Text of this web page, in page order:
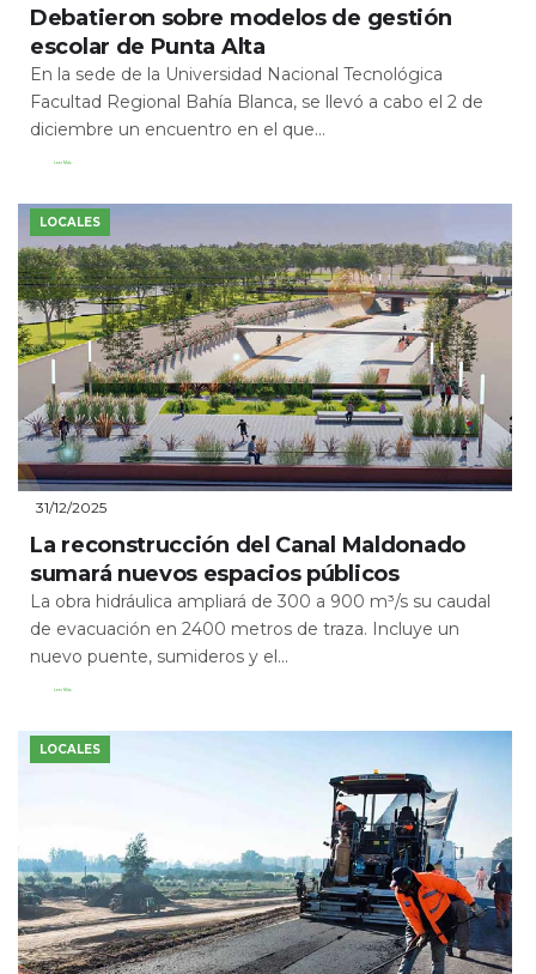
Debatieron sobre modelos de gestión
escolar de Punta Alta
En la sede de la Universidad Nacional Tecnológica
Facultad Regional Bahía Blanca, se llevó a cabo el 2 de
diciembre un encuentro en el que...
Leer Más
LOCALES
31/12/2025
La reconstrucción del Canal Maldonado
sumará nuevos espacios públicos
La obra hidráulica ampliará de 300 a 900 m³/s su caudal
de evacuación en 2400 metros de traza. Incluye un
nuevo puente, sumideros y el...
Leer Más
LOCALES